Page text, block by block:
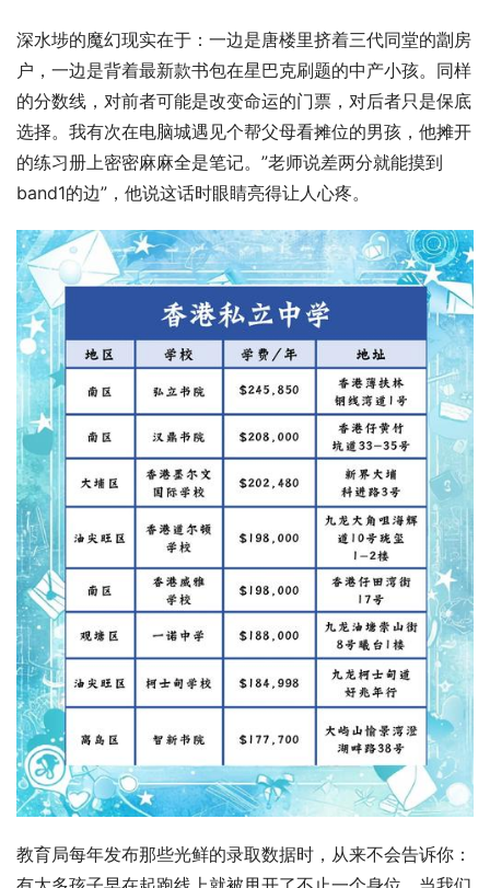
深水埗的魔幻现实在于：一边是唐楼里挤着三代同堂的劏房
户，一边是背着最新款书包在星巴克刷题的中产小孩。同样
的分数线，对前者可能是改变命运的门票，对后者只是保底
选择。我有次在电脑城遇见个帮父母看摊位的男孩，他摊开
的练习册上密密麻麻全是笔记。”老师说差两分就能摸到
band1的边”，他说这话时眼睛亮得让人心疼。
教育局每年发布那些光鲜的录取数据时，从来不会告诉你：